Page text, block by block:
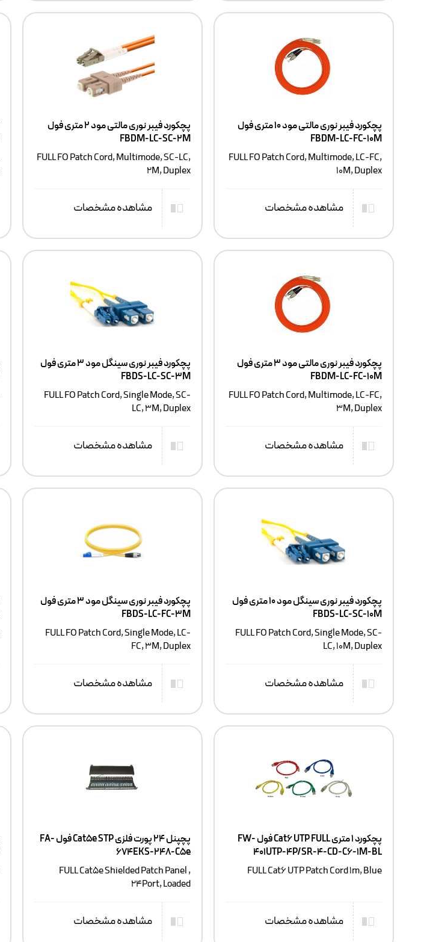
پچکورد فیبر نوری مالتی مود ۱۰ متری فول
FBDM-LC-FC-10M
FULL FO Patch Cord, Multimode, LC-FC,
10M, Duplex
مشاهده مشخصات
پچکورد فیبر نوری مالتی مود ۲ متری فول
FBDM-LC-SC-2M
FULL FO Patch Cord, Multimode, SC-LC,
2M, Duplex
مشاهده مشخصات
پچکورد فیبر نوری مالتی مود ۳ متری فول
FBDM-LC-FC-10M
FULL FO Patch Cord, Multimode, LC-FC,
3M, Duplex
مشاهده مشخصات
پچکورد فیبر نوری سینگل مود ۳ متری فول
FBDS-LC-SC-3M
FULL FO Patch Cord, Single Mode, SC-
LC, 3M, Duplex
مشاهده مشخصات
پچکورد فیبر نوری سینگل مود ۱۰ متری فول
FBDS-LC-SC-10M
FULL FO Patch Cord, Single Mode, SC-
LC, 10M, Duplex
مشاهده مشخصات
پچکورد فیبر نوری سینگل مود ۳ متری فول
FBDS-LC-FC-3M
FULL FO Patch Cord, Single Mode, LC-
FC, 3M, Duplex
مشاهده مشخصات
پچکورد ۱ متری Cat6 UTP FULL فول FW-
401UTP-4P/SR-4-CD-C6-1M-BL
FULL Cat6 UTP Patch Cord 1m, Blue
مشاهده مشخصات
پچپنل ۲۴ پورت فلزی Cat5e STP فول FA-
674EKS-248-C5e
FULL Cat5e Shielded Patch Panel ,
24Port, Loaded
مشاهده مشخصات